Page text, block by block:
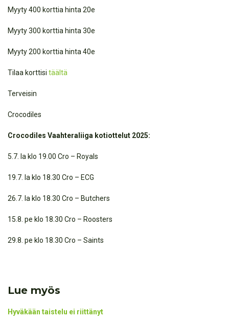
Myyty 400 korttia hinta 20e
Myyty 300 korttia hinta 30e
Myyty 200 korttia hinta 40e
Tilaa korttisi täältä
Terveisin
Crocodiles
Crocodiles Vaahteraliiga kotiottelut 2025:
5.7. la klo 19.00 Cro – Royals
19.7. la klo 18.30 Cro – ECG
26.7. la klo 18.30 Cro – Butchers
15.8. pe klo 18.30 Cro – Roosters
29.8. pe klo 18.30 Cro – Saints
Lue myös
Hyväkään taistelu ei riittänyt